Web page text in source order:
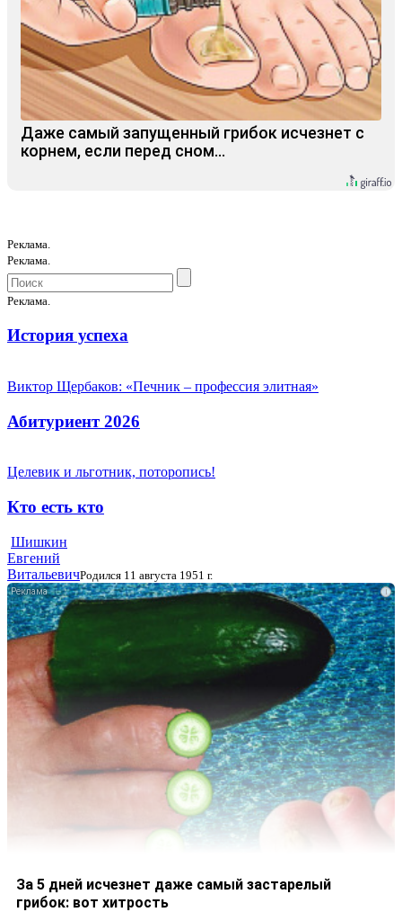
Даже самый запущенный грибок исчезнет с
корнем, если перед сном…
Реклама.
Реклама.
Реклама.
История успеха
Виктор Щербаков: «Печник – профессия элитная»
Абитуриент 2026
Целевик и льготник, поторопись!
Кто есть кто
Шишкин
Евгений
ВитальевичРодился 11 августа 1951 г.
i
За 5 дней исчезнет даже самый застарелый
грибок: вот хитрость